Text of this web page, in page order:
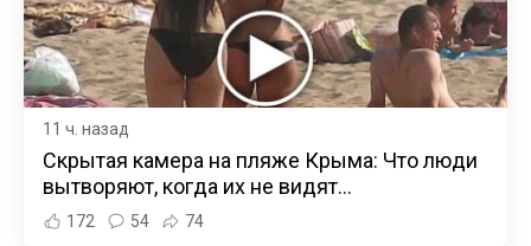
11 ч. назад
Скрытая камера на пляже Крыма: Что люди
вытворяют, когда их не видят...
172 54 74